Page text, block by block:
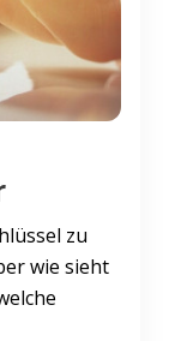
zu
wie sieht